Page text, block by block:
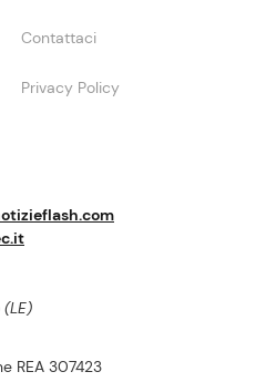
REA 307423
Contattaci
Privacy Policy